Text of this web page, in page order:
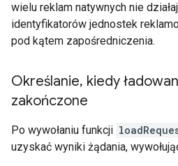
wielu reklam natywnych nie
identyfikatorów jednostek
pod kątem zapośredniczenia.
Określanie, kiedy
zakończone
Po wywołaniu funkcji
uzyskać wyniki żądania,